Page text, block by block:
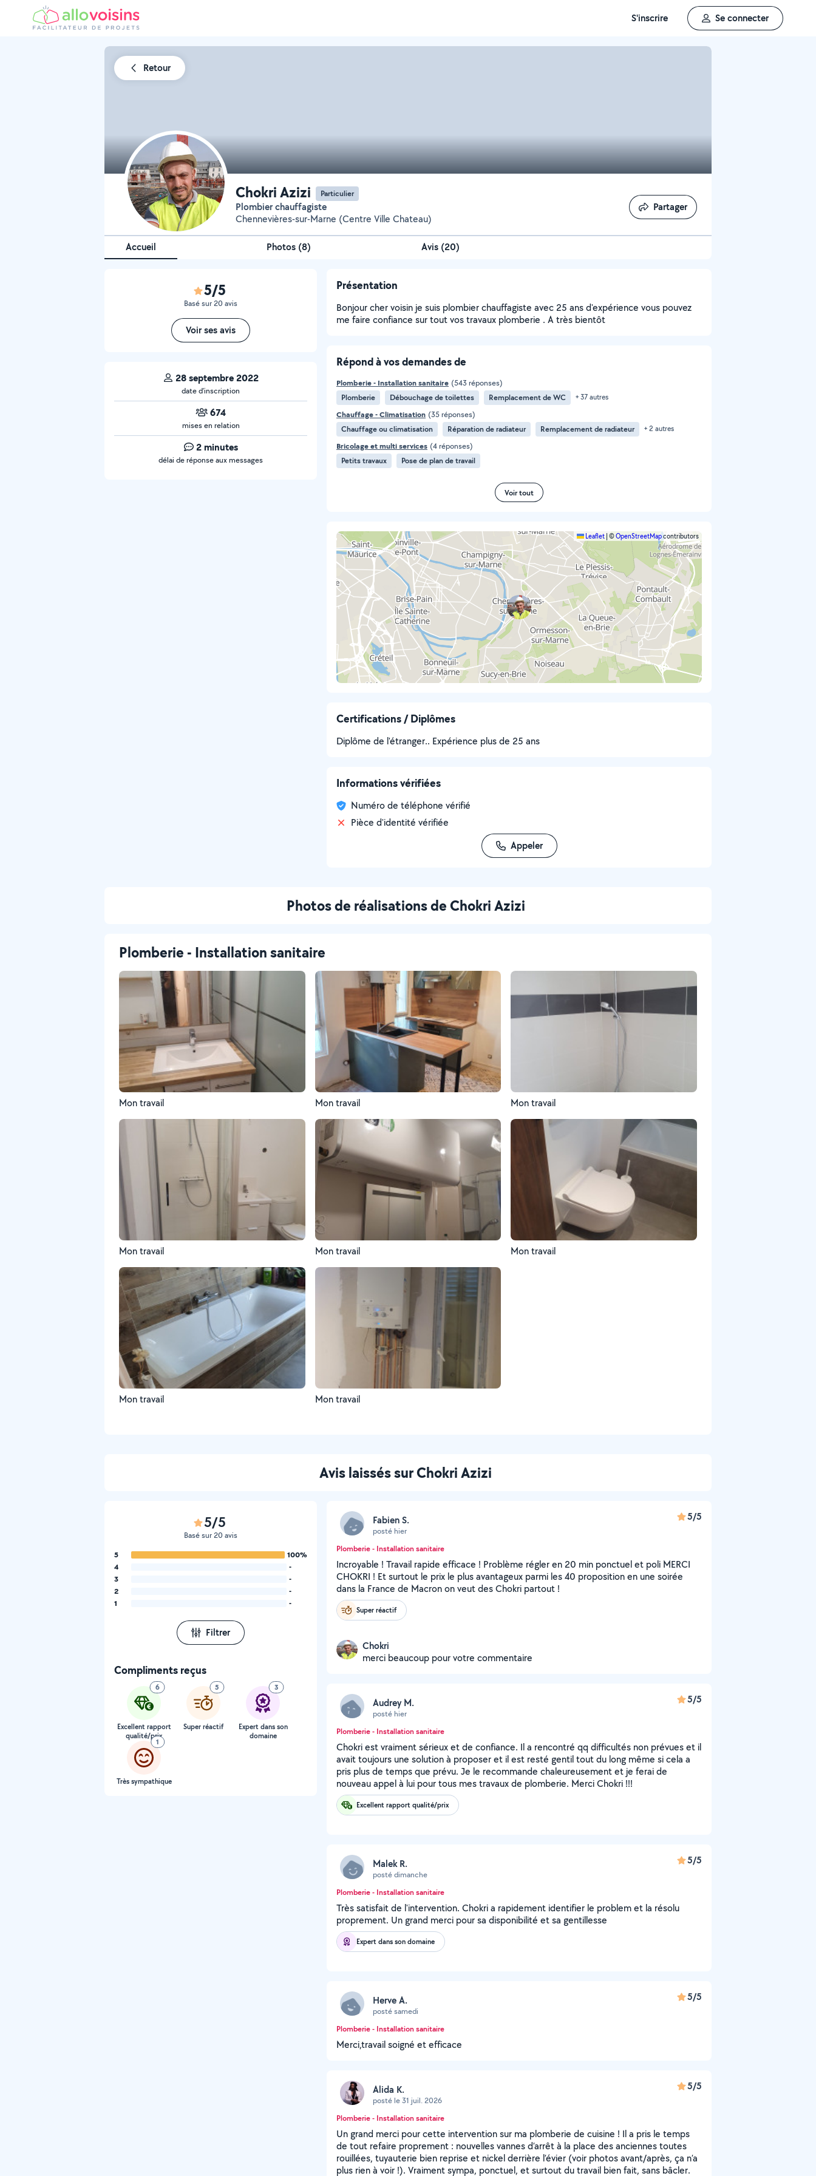
S'inscrire Se connecter
Retour
Chokri Azizi Particulier
Plombier chauffagiste
Chennevières-sur-Marne (Centre Ville Chateau)
Partager
Partager
Accueil Photos (8) Avis (20)
5/5
Basé sur 20 avis
Voir ses avis
28 septembre 2022
date d’inscription
674
mises en relation
2 minutes
délai de réponse aux messages
Présentation
Bonjour cher voisin je suis plombier chauffagiste avec 25 ans d'expérience vous pouvez
me faire confiance sur tout vos travaux plomberie . A très bientôt
Répond à vos demandes de
Plomberie - Installation sanitaire (543 réponses)
Plomberie
Débouchage de toilettes Remplacement de WC + 37 autres
Chauffage - Climatisation (35 réponses)
Chauffage ou climatisation
Réparation de radiateur Remplacement de radiateur + 2 autres
Bricolage et multi services (4 réponses)
Petits travaux
Pose de plan de travail
Voir tout
Leaflet ©OpenStreetMapcontributors
Certifications / Diplômes
Diplôme de l'étranger.. Expérience plus de 25 ans
Informations vérifiées
Numéro de téléphone vérifié
Pièce d'identité vérifiée
Appeler
Photos de réalisations de Chokri Azizi
Plomberie - Installation sanitaire
Mon travail Mon travail Mon travail
Mon travail Mon travail Mon travail
Mon travail Mon travail
Avis laissés sur Chokri Azizi
5/5
Basé sur 20 avis
5
100%
4
-
3
-
2
-
1
-
Filtrer
Compliments reçus
6
Excellent rapport
qualité/prix
5
Super réactif
3
Expert dans son
domaine
1
Très sympathique
Fabien S.
posté hier
5/5
Plomberie - Installation sanitaire
Incroyable ! Travail rapide efficace ! Problème régler en 20 min ponctuel et poli MERCI
CHOKRI ! Et surtout le prix le plus avantageux parmi les 40 proposition en une soirée
dans la France de Macron on veut des Chokri partout !
Super réactif
Chokri
merci beaucoup pour votre commentaire
Audrey M.
posté hier
5/5
Plomberie - Installation sanitaire
Chokri est vraiment sérieux et de confiance. Il a rencontré qq difficultés non prévues et il
avait toujours une solution à proposer et il est resté gentil tout du long même si cela a
pris plus de temps que prévu. Je le recommande chaleureusement et je ferai de
nouveau appel à lui pour tous mes travaux de plomberie. Merci Chokri !!!
Excellent rapport qualité/prix
Malek R.
posté dimanche
5/5
Plomberie - Installation sanitaire
Très satisfait de l'intervention. Chokri a rapidement identifier le problem et la résolu
proprement. Un grand merci pour sa disponibilité et sa gentillesse
Expert dans son domaine
Herve A.
posté samedi
5/5
Plomberie - Installation sanitaire
Merci,travail soigné et efficace
Alida K.
posté le 31 juil. 2026
5/5
Plomberie - Installation sanitaire
Un grand merci pour cette intervention sur ma plomberie de cuisine ! Il a pris le temps
de tout refaire proprement : nouvelles vannes d’arrêt à la place des anciennes toutes
rouillées, tuyauterie bien reprise et nickel derrière l’évier (voir photos avant/après, ça n’a
plus rien à voir !). Vraiment sympa, ponctuel, et surtout du travail bien fait, sans bâcler.